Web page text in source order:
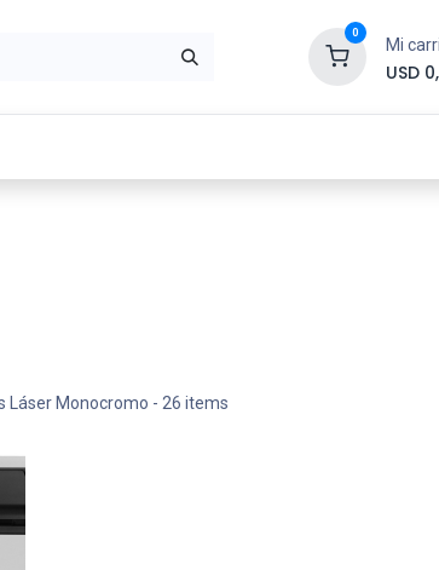
0
Mi
USD
Láser Monocromo - 26 items